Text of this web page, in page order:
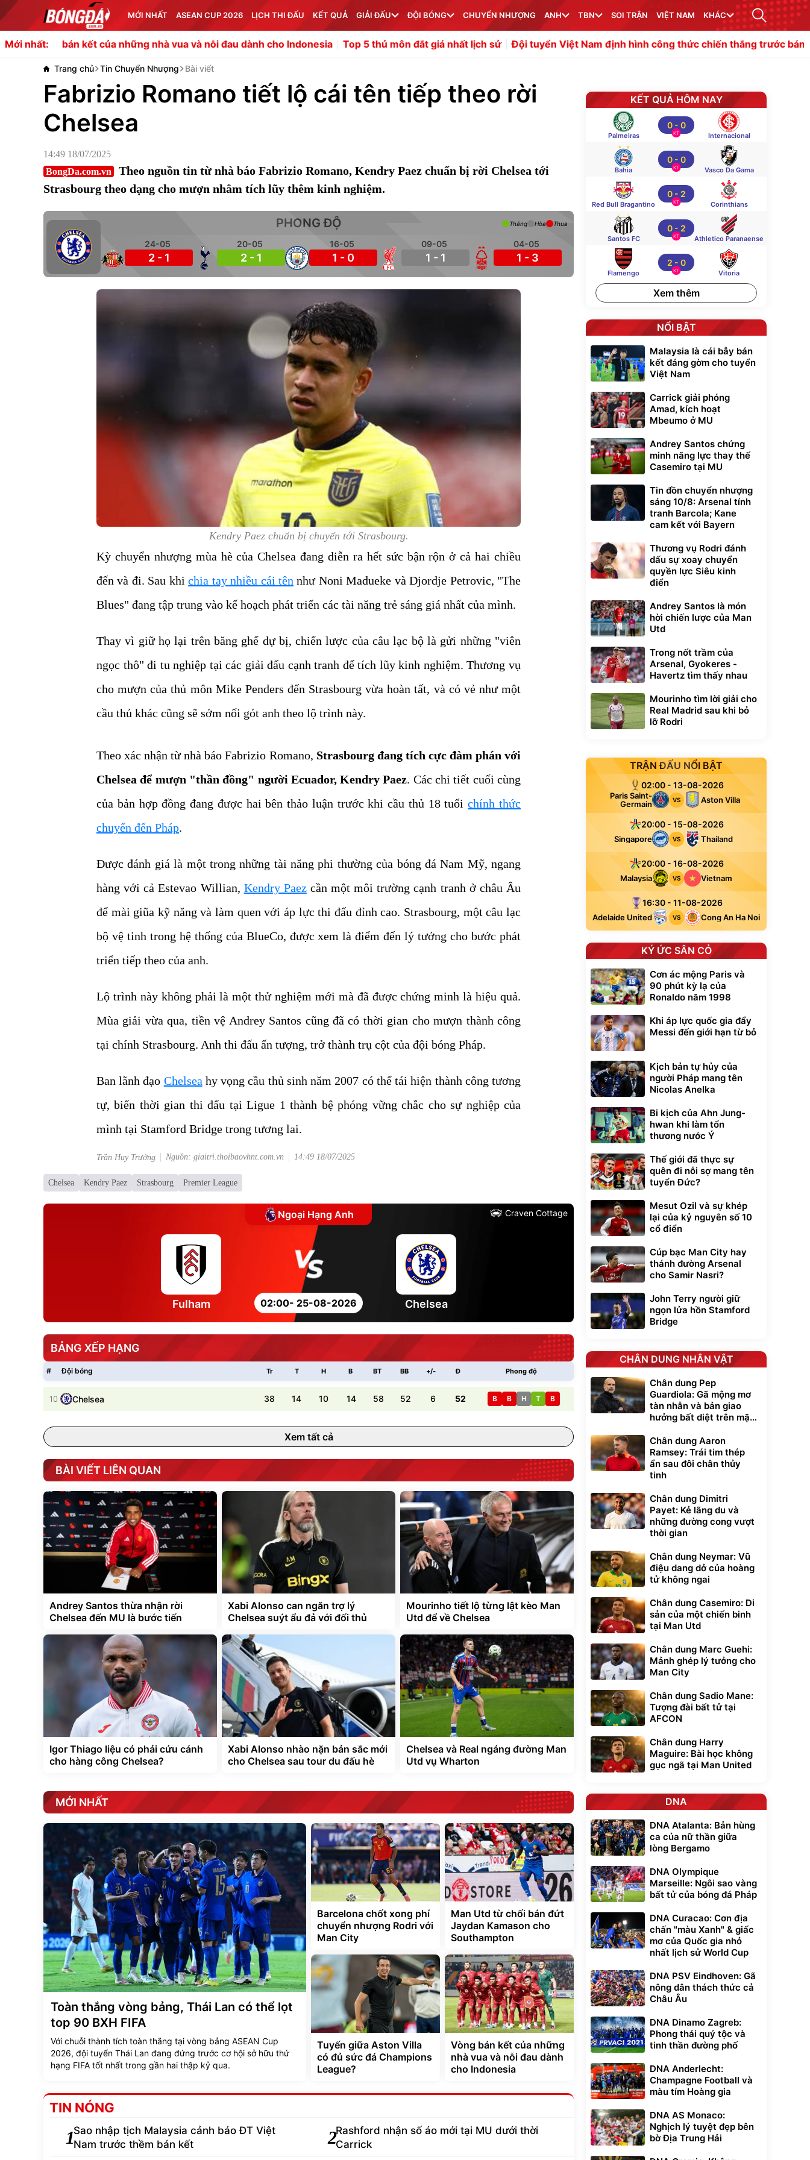
MỚI NHẤT ASEAN CUP 2026 LỊCH THI ĐẤU KẾT QUẢ GIẢI ĐẤU ĐỘI BÓNG CHUYỂN NHƯỢNG ANH TBN SOI TRẬN VIỆT NAM KHÁC
Mới nhất:
kết của những nhà vua và nỗi đau dành cho Indonesia Top 5 thủ môn đắt giá nhất lịch sử Đội tuyển Việt Nam định hình công thức chiến thắng trước bán kết ASEAN Cup
Trang chủ Tin Chuyển Nhượng Bài viết
Fabrizio Romano tiết lộ cái tên tiếp theo rời
Chelsea
14:49 18/07/2025
BongDa.com.vn
Theo nguồn tin từ nhà báo Fabrizio Romano, Kendry Paez chuẩn bị rời Chelsea tới
Strasbourg theo dạng cho mượn nhằm tích lũy thêm kinh nghiệm.
PHONG ĐỘ
24-05
2 - 1
20-05
2 - 1
16-05
1 - 0
09-05
1 - 1
04-05
1 - 3
Thắng Hòa Thua
Kendry Paez chuẩn bị chuyển tới Strasbourg.
Kỳ chuyển nhượng mùa hè của Chelsea đang diễn ra hết sức bận rộn ở cả hai chiều
đến và đi. Sau khichia tay nhiều cái tênnhư Noni Madueke và Djordje Petrovic, "The
Blues" đang tập trung vào kế hoạch phát triển các tài năng trẻ sáng giá nhất của mình.
Thay vì giữ họ lại trên băng ghế dự bị, chiến lược của câu lạc bộ là gửi những "viên
ngọc thô" đi tu nghiệp tại các giải đấu cạnh tranh để tích lũy kinh nghiệm. Thương vụ
cho mượn của thủ môn Mike Penders đến Strasbourg vừa hoàn tất, và có vẻ như một
cầu thủ khác cũng sẽ sớm nối gót anh theo lộ trình này.
Theo xác nhận từ nhà báo Fabrizio Romano, Strasbourg đang tích cực đàm phán với
Chelsea để mượn "thần đồng" người Ecuador, Kendry Paez. Các chi tiết cuối cùng
của bản hợp đồng đang được hai bên thảo luận trước khi cầu thủ 18 tuổichính thức
chuyển đến Pháp.
Được đánh giá là một trong những tài năng phi thường của bóng đá Nam Mỹ, ngang
hàng với cả Estevao Willian, Kendry Paezcần một môi trường cạnh tranh ở châu Âu
để mài giũa kỹ năng và làm quen với áp lực thi đấu đỉnh cao. Strasbourg, một câu lạc
bộ vệ tinh trong hệ thống của BlueCo, được xem là điểm đến lý tưởng cho bước phát
triển tiếp theo của anh.
Lộ trình này không phải là một thử nghiệm mới mà đã được chứng minh là hiệu quả.
Mùa giải vừa qua, tiền vệ Andrey Santos cũng đã có thời gian cho mượn thành công
tại chính Strasbourg. Anh thi đấu ấn tượng, trở thành trụ cột của đội bóng Pháp.
Ban lãnh đạo Chelseahy vọng cầu thủ sinh năm 2007 có thể tái hiện thành công tương
tự, biến thời gian thi đấu tại Ligue 1 thành bệ phóng vững chắc cho sự nghiệp của
mình tại Stamford Bridge trong tương lai.
Trần Huy Trưởng Nguồn: giaitri.thoibaovhnt.com.vn 14:49 18/07/2025
Chelsea Kendry Paez Strasbourg Premier League
Ngoại Hạng Anh Craven Cottage
02:00- 25-08-2026
Fulham Chelsea
BẢNG XẾP HẠNG
# Đội bóng Tr T H B BT BB +/- Đ Phong độ
10 Chelsea 38 14 10 14 58 52 6 52 B B H T B
Xem tất cả
BÀI VIẾT LIÊN QUAN
Andrey Santos thừa nhận rời
Chelsea đến MU là bước tiến
Xabi Alonso can ngăn trợ lý
Chelsea suýt ẩu đả với đối thủ
Mourinho tiết lộ từng lật kèo Man
Utd để về Chelsea
Igor Thiago liệu có phải cứu cánh
cho hàng công Chelsea?
Xabi Alonso nhào nặn bản sắc mới
cho Chelsea sau tour du đấu hè
Chelsea và Real ngáng đường Man
Utd vụ Wharton
MỚI NHẤT
Toàn thắng vòng bảng, Thái Lan có thể lọt
top 90 BXH FIFA
Với chuỗi thành tích toàn thắng tại vòng bảng ASEAN Cup
2026, đội tuyển Thái Lan đang đứng trước cơ hội sở hữu thứ
hạng FIFA tốt nhất trong gần hai thập kỷ qua.
Barcelona chốt xong phí
chuyển nhượng Rodri với
Man City
Man Utd từ chối bán đứt
Jaydan Kamason cho
Southampton
Tuyến giữa Aston Villa
có đủ sức đá Champions
League?
Vòng bán kết của những
nhà vua và nỗi đau dành
cho Indonesia
TIN NÓNG
1Sao nhập tịch Malaysia cảnh báo ĐT Việt
Nam trước thềm bán kết
2Rashford nhận số áo mới tại MU dưới thời
Carrick
KẾT QUẢ HÔM NAY
Palmeiras
0 - 0
KT Internacional
Bahia
0 - 0
KT Vasco Da Gama
Red Bull Bragantino
0 - 2
KT Corinthians
Santos FC
0 - 2
KT Athletico Paranaense
Flamengo
2 - 0
KT Vitoria
Xem thêm
NỔI BẬT
Malaysia là cái bẫy bán
kết đáng gờm cho tuyển
Việt Nam
Carrick giải phóng
Amad, kích hoạt
Mbeumo ở MU
Andrey Santos chứng
minh năng lực thay thế
Casemiro tại MU
Tin đồn chuyển nhượng
sáng 10/8: Arsenal tính
tranh Barcola; Kane
cam kết với Bayern
Thương vụ Rodri đánh
dấu sự xoay chuyển
quyền lực Siêu kinh
điển
Andrey Santos là món
hời chiến lược của Man
Utd
Trong nốt trầm của
Arsenal, Gyokeres -
Havertz tìm thấy nhau
Mourinho tìm lời giải cho
Real Madrid sau khi bỏ
lỡ Rodri
TRẬN ĐẤU NỔI BẬT
02:00 - 13-08-2026
Paris Saint-
Germain
VS Aston Villa
20:00 - 15-08-2026
Singapore VS Thailand
20:00 - 16-08-2026
Malaysia VS Vietnam
16:30 - 11-08-2026
Adelaide United VS Cong An Ha Noi
KÝ ỨC SÂN CỎ
Cơn ác mộng Paris và
90 phút kỳ lạ của
Ronaldo năm 1998
Khi áp lực quốc gia đẩy
Messi đến giới hạn từ bỏ
Kịch bản tự hủy của
người Pháp mang tên
Nicolas Anelka
Bi kịch của Ahn Jung-
hwan khi làm tổn
thương nước Ý
Thế giới đã thực sự
quên đi nỗi sợ mang tên
tuyển Đức?
Mesut Ozil và sự khép
lại của kỷ nguyên số 10
cổ điển
Cúp bạc Man City hay
thánh đường Arsenal
cho Samir Nasri?
John Terry người giữ
ngọn lửa hồn Stamford
Bridge
CHÂN DUNG NHÂN VẬT
Chân dung Pep
Guardiola: Gã mộng mơ
tàn nhẫn và bản giao
hưởng bất diệt trên mặt
Chân dung Aaron
Ramsey: Trái tim thép
ẩn sau đôi chân thủy
tinh
Chân dung Dimitri
Payet: Kẻ lãng du và
những đường cong vượt
thời gian
Chân dung Neymar: Vũ
điệu dang dở của hoàng
tử không ngai
Chân dung Casemiro: Di
sản của một chiến binh
tại Man Utd
Chân dung Marc Guehi:
Mảnh ghép lý tưởng cho
Man City
Chân dung Sadio Mane:
Tượng đài bất tử tại
AFCON
Chân dung Harry
Maguire: Bài học không
gục ngã tại Man United
DNA
DNA Atalanta: Bản hùng
ca của nữ thần giữa
lòng Bergamo
DNA Olympique
Marseille: Ngôi sao vàng
bất tử của bóng đá Pháp
DNA Curacao: Cơn địa
chấn "màu Xanh" & giấc
mơ của Quốc gia nhỏ
nhất lịch sử World Cup
DNA PSV Eindhoven: Gã
nông dân thách thức cả
Châu Âu
DNA Dinamo Zagreb:
Phong thái quý tộc và
tinh thần đường phố
DNA Anderlecht:
Champagne Football và
màu tím Hoàng gia
DNA AS Monaco:
Nghịch lý tuyệt đẹp bên
bờ Địa Trung Hải